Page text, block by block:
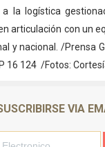
a la logística
articulación con un
y nacional. /Prensa
16 124 /Fotos:
VIA